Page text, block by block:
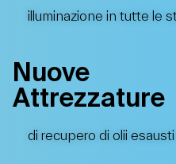
illuminazione in tutte le
Nuove
Attrezzature
di recupero di olii